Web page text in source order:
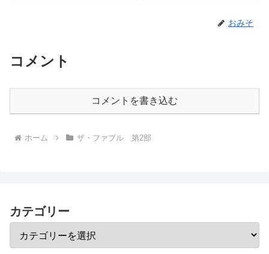
おみそ
コメント
コメントを書き込む
ホーム ザ・ファブル 第2部
カテゴリー